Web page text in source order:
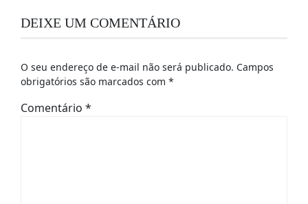
DEIXE UM COMENTÁRIO
O seu endereço de e-mail não será publicado. Campos
obrigatórios são marcados com *
Comentário *